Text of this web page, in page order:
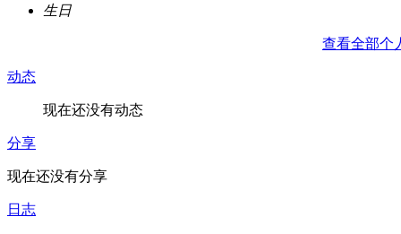
生日
查看全部个
动态
现在还没有动态
分享
现在还没有分享
日志